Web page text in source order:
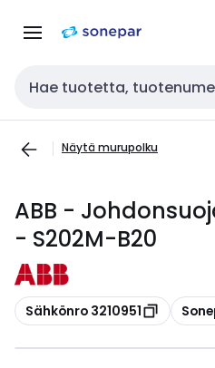
navigointiinsisältöön
Haku
Näytä murupolku
ABB -
- S202M-B20
Kopioi
Sähkönro 3210951 Kopioi